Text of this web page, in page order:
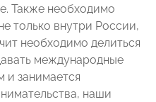
Также необходимо
только внутри России,
необходимо делиться
международные
и занимается
наши